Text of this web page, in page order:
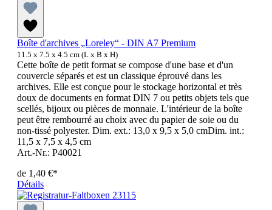
Boîte d'archives „Loreley“ - DIN A7 Premium
11.5 x 7.5 x 4.5 cm (L x B x H)
Cette boîte de petit format se compose d'une base et d'un
couvercle séparés et est un classique éprouvé dans les
archives. Elle est conçue pour le stockage horizontal et très
doux de documents en format DIN 7 ou petits objets tels que
scellés, bijoux ou pièces de monnaie. L'intérieur de la boîte
peut être rembourré au choix avec du papier de soie ou du
non-tissé polyester. Dim. ext.: 13,0 x 9,5 x 5,0 cmDim. int.:
11,5 x 7,5 x 4,5 cm
Art.-Nr.: P40021
de 1,40 €*
Détails